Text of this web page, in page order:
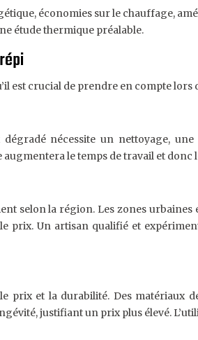
économies sur le chauffage,
étude thermique préalable.
est crucial de prendre en compte lors
dégradé nécessite un nettoyage,
le temps de travail et
selon la région. Les zones
prix. Un artisan qualifié et
prix et la durabilité. Des
justifiant un prix plus élevé.